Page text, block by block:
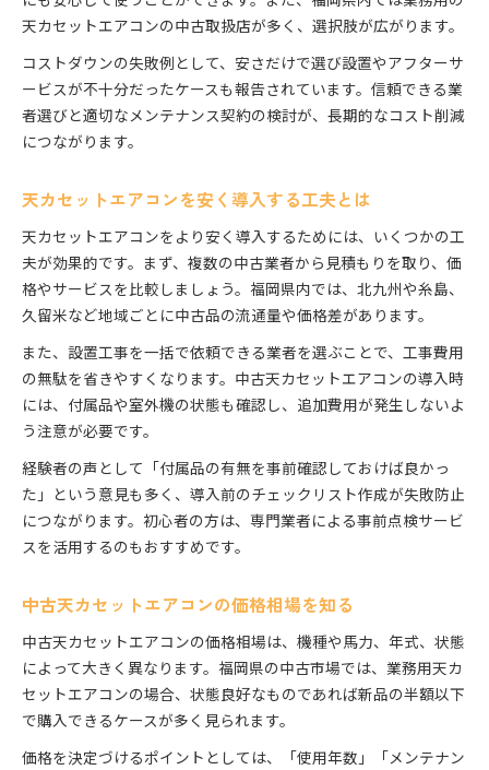
天カセットエアコンの中古取扱店が多く、選択肢が広がります。
コストダウンの失敗例として、安さだけで選び設置やアフターサ
ービスが不十分だったケースも報告されています。信頼できる業
者選びと適切なメンテナンス契約の検討が、長期的なコスト削減
につながります。
天カセットエアコンを安く導入する工夫とは
天カセットエアコンをより安く導入するためには、いくつかの工
夫が効果的です。まず、複数の中古業者から見積もりを取り、価
格やサービスを比較しましょう。福岡県内では、北九州や糸島、
久留米など地域ごとに中古品の流通量や価格差があります。
また、設置工事を一括で依頼できる業者を選ぶことで、工事費用
の無駄を省きやすくなります。中古天カセットエアコンの導入時
には、付属品や室外機の状態も確認し、追加費用が発生しないよ
う注意が必要です。
経験者の声として「付属品の有無を事前確認しておけば良かっ
た」という意見も多く、導入前のチェックリスト作成が失敗防止
につながります。初心者の方は、専門業者による事前点検サービ
スを活用するのもおすすめです。
中古天カセットエアコンの価格相場を知る
中古天カセットエアコンの価格相場は、機種や馬力、年式、状態
によって大きく異なります。福岡県の中古市場では、業務用天カ
セットエアコンの場合、状態良好なものであれば新品の半額以下
で購入できるケースが多く見られます。
価格を決定づけるポイントとしては、「使用年数」「メンテナン